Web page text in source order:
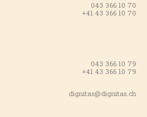
043 366 10 70
+41 43 366 10 70
043 366 10 79
+41 43 366 10 79
dignitas@dignitas.ch